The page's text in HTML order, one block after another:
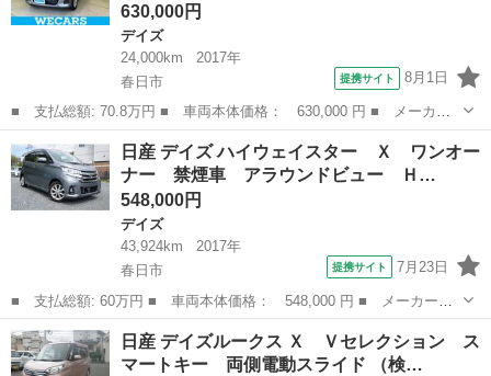
630,000円
デイズ
24,000km
2017年
春日市
提携サイト 8月1日
■ 支払総額: 70.8万円 ■ 車両本体価格： 630,000 円 ■ メーカー
名： 日産 ■ 車種名： デイズ ■ グレード名： Ｘモカセレクシ
ョン 新品タイヤ／保証書／衝突安全装置／アラウンドビューモニタ
ー／ドライブ...
福岡 春日市 デイズ
日産 デイズ ハイウェイスター Ｘ ワンオー
ナー 禁煙車 アラウンドビュー Ｈ…
548,000円
デイズ
43,924km
2017年
春日市
提携サイト 7月23日
■ 支払総額: 60万円 ■ 車両本体価格： 548,000 円 ■ メーカー
名： 日産 ■ 車種名： デイズ ■ グレード名： ハイウェイスタ
ー Ｘ ワンオーナー 禁煙車 アラウンドビュー ＨＩＤ 毎年Ｄ
ラー点検 点検記...
福岡 春日市 デイズ
日産 デイズルークス Ｘ Ｖセレクション ス
マートキー 両側電動スライド （検…